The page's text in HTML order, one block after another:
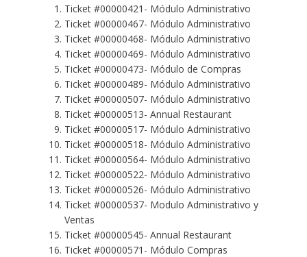
Ticket #00000421- Módulo Administrativo
Ticket #00000467- Módulo Administrativo
Ticket #00000468- Módulo Administrativo
Ticket #00000469- Módulo Administrativo
Ticket #00000473- Módulo de Compras
Ticket #00000489- Módulo Administrativo
Ticket #00000507- Módulo Administrativo
Ticket #00000513- Annual Restaurant
Ticket #00000517- Módulo Administrativo
Ticket #00000518- Módulo Administrativo
Ticket #00000564- Módulo Administrativo
Ticket #00000522- Módulo Administrativo
Ticket #00000526- Módulo Administrativo
Ticket #00000537- Modulo Administrativo y
Ventas
Ticket #00000545- Annual Restaurant
Ticket #00000571- Módulo Compras